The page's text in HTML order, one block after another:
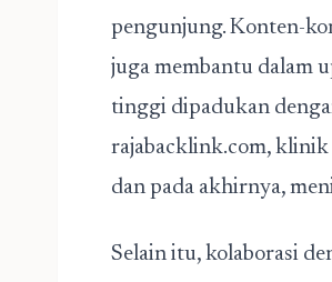
pengunjung. Konten-
juga membantu dalam
tinggi dipadukan
rajabacklink.com,
dan pada akhirnya,
Selain itu, kolaborasi